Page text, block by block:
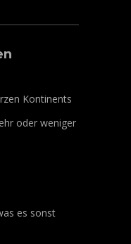
Kontinents
oder weniger
es sonst